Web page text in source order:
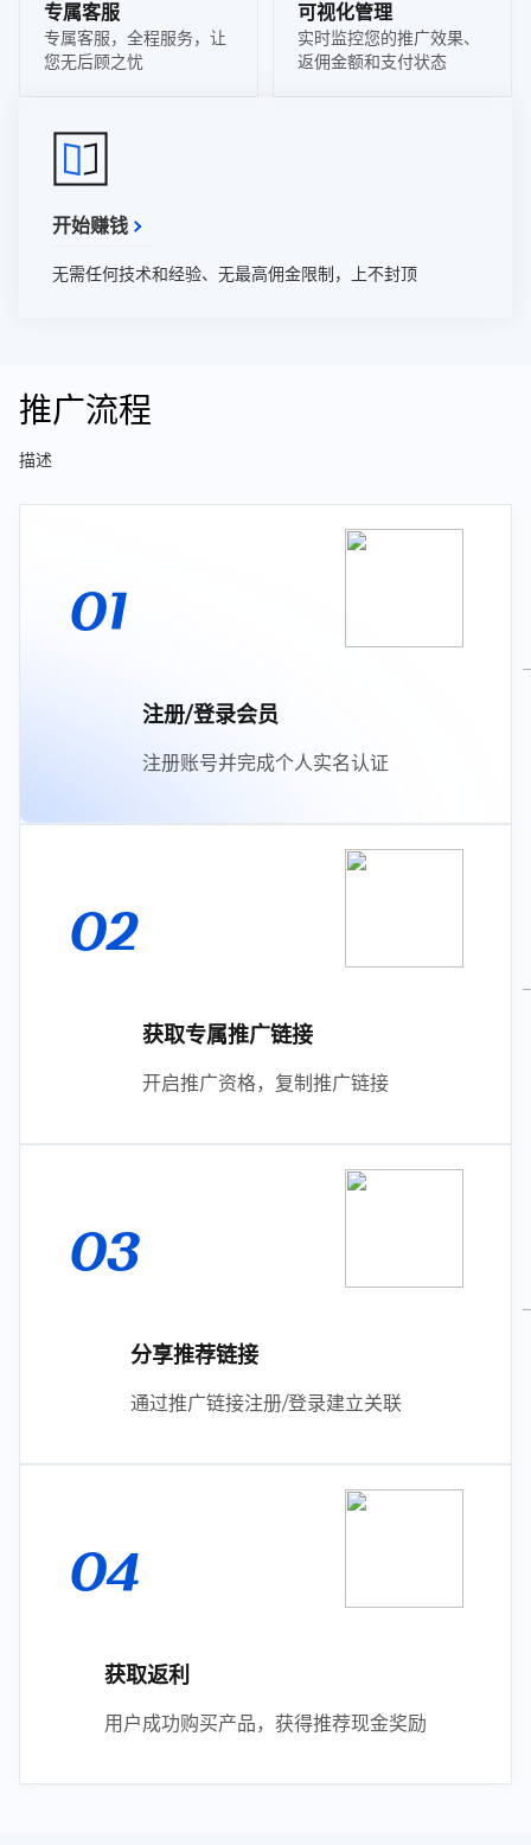
专属客服
专属客服，全程服务，让
您无后顾之忧
可视化管理
实时监控您的推广效果、
返佣金额和支付状态
开始赚钱
无需任何技术和经验、无最高佣金限制，上不封顶
推广流程
描述
01
注册/登录会员
注册账号并完成个人实名认证
02
获取专属推广链接
开启推广资格，复制推广链接
03
分享推荐链接
通过推广链接注册/登录建立关联
04
获取返利
用户成功购买产品，获得推荐现金奖励